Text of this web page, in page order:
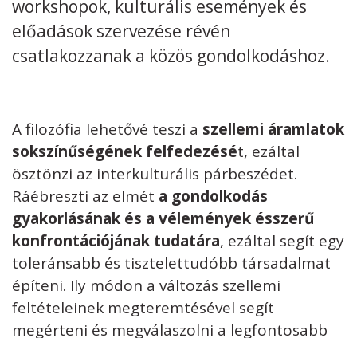
workshopok, kulturális események és
előadások szervezése révén
csatlakozzanak a közös gondolkodáshoz.
A filozófia lehetővé teszi a szellemi áramlatok
sokszínűségének felfedezését, ezáltal
ösztönzi az interkulturális párbeszédet.
Ráébreszti az elmét a gondolkodás
gyakorlásának és a vélemények ésszerű
konfrontációjának tudatára, ezáltal segít egy
toleránsabb és tisztelettudóbb társadalmat
építeni. Ily módon a változás szellemi
feltételeinek megteremtésével segít
megérteni és megválaszolni a legfontosabb